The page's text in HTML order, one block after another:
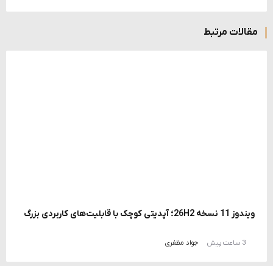
مقالات مرتبط
ویندوز 11 نسخه 26H2؛ آپدیتی کوچک با قابلیت‌های کاربردی بزرگ
3 ساعت پیش جواد مظفری